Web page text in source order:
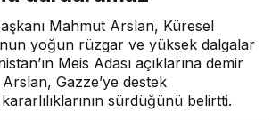
Mahmut Arslan, Küresel
yoğun rüzgar ve yüksek dalgalar
Meis Adası açıklarına demir
Arslan, Gazze’ye destek
sürdüğünü belirtti.